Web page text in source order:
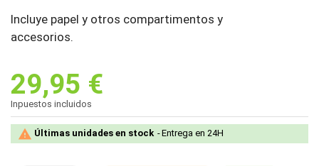
Incluye papel y otros compartimentos y
accesorios.
29,95 €
Inpuestos incluidos
 Últimas unidades en stock Entrega en 24H